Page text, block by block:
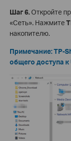
Шаг 6.Откройте
«Сеть». Нажмите
накопителю.
Примечание: TP-
общего доступа к